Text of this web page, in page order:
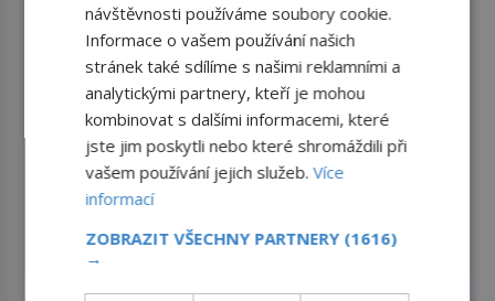
návštěvnosti používáme soubory cookie.
Informace o vašem používání našich
stránek také sdílíme s našimi reklamními a
analytickými partnery, kteří je mohou
kombinovat s dalšími informacemi, které
jste jim poskytli nebo které shromáždili při
vašem používání jejich služeb.Více
informací
ZOBRAZIT VŠECHNY PARTNERY (1616)
→